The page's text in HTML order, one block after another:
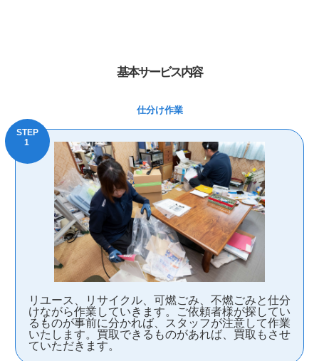
基本サービス内容
仕分け作業
リユース、リサイクル、可燃ごみ、不燃ごみと仕分
けながら作業していきます。ご依頼者様が探してい
るものが事前に分かれば、スタッフが注意して作業
いたします。買取できるものがあれば、買取もさせ
ていただきます。